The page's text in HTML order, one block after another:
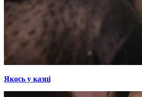
Якось у казці